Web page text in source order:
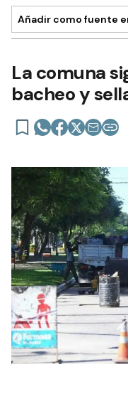
Añadir como fuente
La comuna
bacheo y